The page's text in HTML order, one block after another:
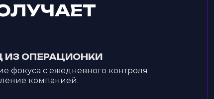
ИЗ ОПЕРАЦИОНКИ
фокуса с ежедневного контроля
компанией.